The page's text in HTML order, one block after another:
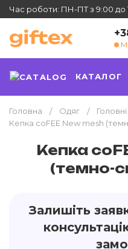
Час роботи: ПН-ПТ з 9:00 до
КАТАЛОГ
Головна Одяг
Кепка coFEE New mesh
Кепка
(темно-
Залишіть